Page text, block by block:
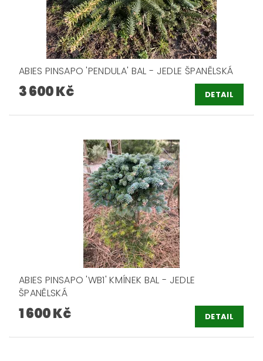
ABIES PINSAPO 'PENDULA' BAL - JEDLE ŠPANĚLSKÁ
3 600 Kč DETAIL
ABIES PINSAPO 'WB1' KMÍNEK BAL - JEDLE
ŠPANĚLSKÁ
1 600 Kč DETAIL